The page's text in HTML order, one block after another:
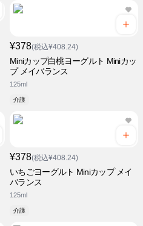
¥378(税込¥408.24)
Miniカップ白桃ヨーグルト Miniカッ
プ メイバランス
125ml
介護
¥378(税込¥408.24)
いちごヨーグルト Miniカップ メイ
バランス
125ml
介護